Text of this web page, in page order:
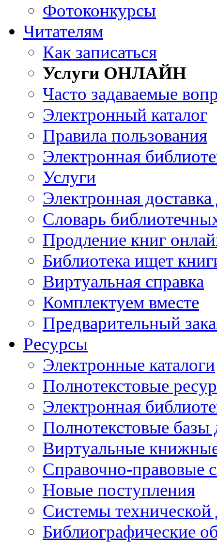
Фотоконкурсы
Читателям
Как записаться
Услуги ОНЛАЙН
Часто задаваемые
Электронный каталог
Правила пользования
Электронная
Услуги
Электронная
Словарь
Продление книг
Библиотека ищет
Виртуальная справка
Комплектуем вместе
Предварительный
Ресурсы
Электронные каталоги
Полнотекстовые
Электронная
Полнотекстовые
Виртуальные
Справочно-правовые
Новые поступления
Cистемы
Библиографические